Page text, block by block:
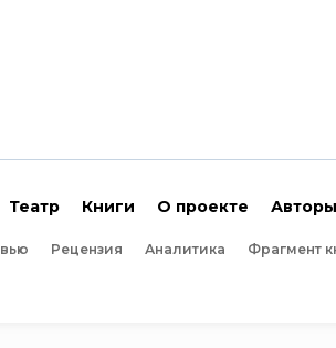
Театр Книги О проекте
Рецензия Аналитика Фрагмент